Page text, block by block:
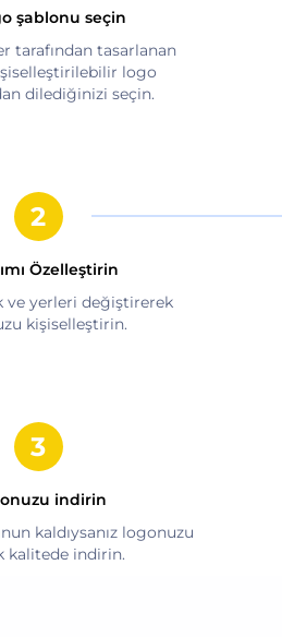
şablonu seçin
tarafından tasarlanan
logo
dilediğinizi seçin.
Özelleştirin
ve yerleri değiştirerek
kişiselleştirin.
indirin
kaldıysanız logonuzu
kalitede indirin.